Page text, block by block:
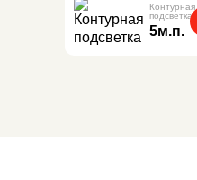
Контурная
подсветка
5м.п.